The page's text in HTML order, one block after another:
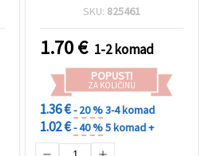
SKU: 825461
1.70€ 1-2 komad
POPUSTI
ZA KOLIČINU
1.36 €- 20 %3-4 komad
1.02 €- 40 %5 komad +